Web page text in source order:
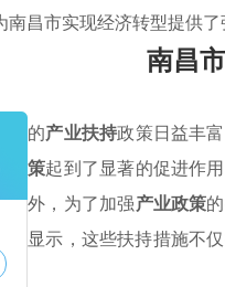
南昌市实现经济转型提供了
南昌
来的产业扶持政策日益丰
政策起到了显著的促进作
此外，为了加强产业政策
据显示，这些扶持措施不